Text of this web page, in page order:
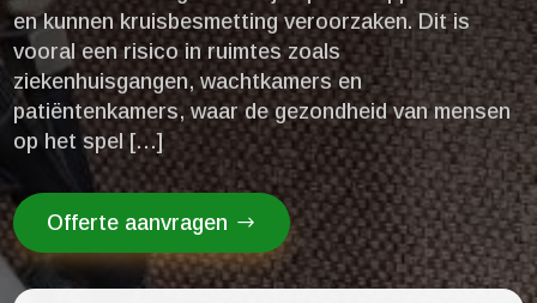
en kunnen kruisbesmetting veroorzaken.​ Dit is
vooral een risico in ruimtes zoals
ziekenhuisgangen, wachtkamers en
patiëntenkamers, waar de gezondheid van mensen
op het spel […]
Offerte aanvragen